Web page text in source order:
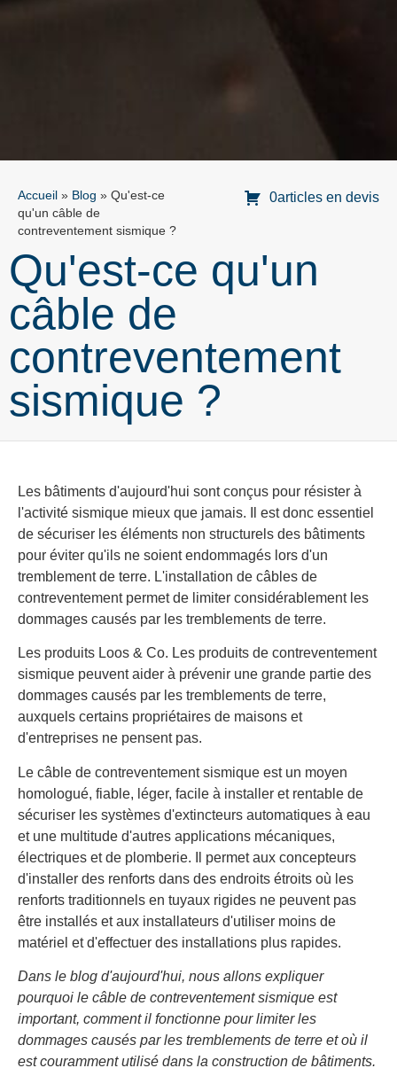
Accueil » Blog » Qu'est-ce
qu'un câble de
contreventement sismique ?
0articles en devis
Qu'est-ce qu'un
câble de
contreventement
sismique ?
Les bâtiments d'aujourd'hui sont conçus pour résister à
l'activité sismique mieux que jamais. Il est donc essentiel
de sécuriser les éléments non structurels des bâtiments
pour éviter qu'ils ne soient endommagés lors d'un
tremblement de terre. L'installation de câbles de
contreventement permet de limiter considérablement les
dommages causés par les tremblements de terre.
Les produits Loos & Co. Les produits de contreventement
sismique peuvent aider à prévenir une grande partie des
dommages causés par les tremblements de terre,
auxquels certains propriétaires de maisons et
d'entreprises ne pensent pas.
Le câble de contreventement sismique est un moyen
homologué, fiable, léger, facile à installer et rentable de
sécuriser les systèmes d'extincteurs automatiques à eau
et une multitude d'autres applications mécaniques,
électriques et de plomberie. Il permet aux concepteurs
d'installer des renforts dans des endroits étroits où les
renforts traditionnels en tuyaux rigides ne peuvent pas
être installés et aux installateurs d'utiliser moins de
matériel et d'effectuer des installations plus rapides.
Dans le blog d'aujourd'hui, nous allons expliquer
pourquoi le câble de contreventement sismique est
important, comment il fonctionne pour limiter les
dommages causés par les tremblements de terre et où il
est couramment utilisé dans la construction de bâtiments.